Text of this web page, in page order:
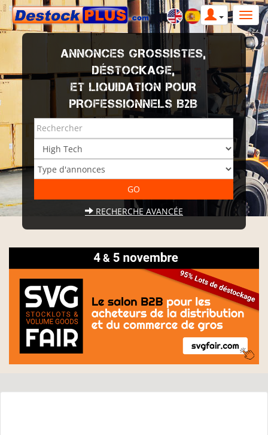
ANNONCES GROSSISTES,
DÉSTOCKAGE,
ET LIQUIDATION POUR
PROFESSIONNELS B2B
RECHERCHE AVANCÉE